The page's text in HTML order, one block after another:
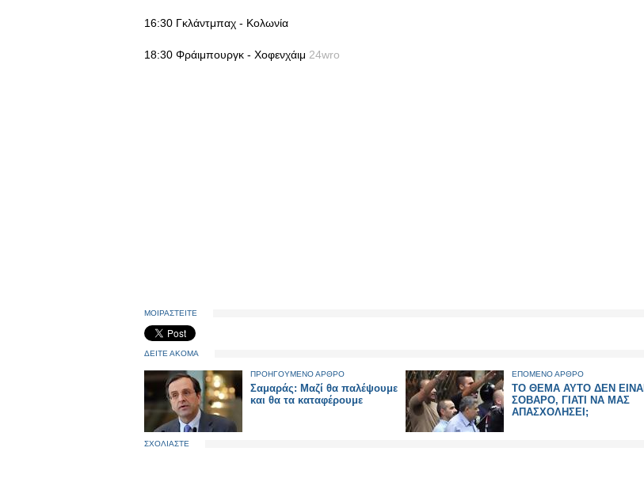
16:30 Γκλάντμπαχ - Κολωνία
18:30 Φράιμπουργκ - Χοφενχάιμ 24wro
ΜΟΙΡΑΣΤΕΙΤΕ
ΔΕΙΤΕ ΑΚΟΜΑ
ΠΡΟΗΓΟΥΜΕΝΟ ΑΡΘΡΟ
Σαμαράς: Μαζί θα παλέψουμε
και θα τα καταφέρουμε
ΕΠΟΜΕΝΟ ΑΡΘΡΟ
ΤΟ ΘΕΜΑ ΑΥΤΟ ΔΕΝ ΕΙΝΑΙ
ΣΟΒΑΡΟ, ΓΙΑΤΙ ΝΑ ΜΑΣ
ΑΠΑΣΧΟΛΗΣΕΙ;
ΣΧΟΛΙΑΣΤΕ